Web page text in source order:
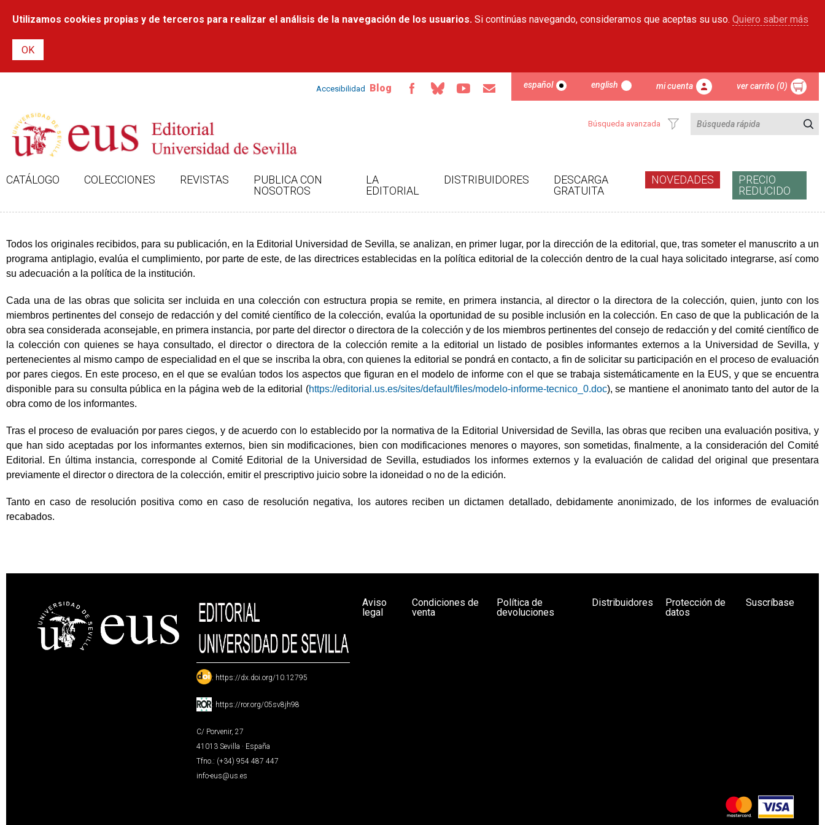
contenido
Utilizamos cookies propias y de terceros para realizar el análisis de la navegación de los usuarios. Si continúas navegando, consideramos que aceptas su uso. Quiero saber más
Accesibilidad Blog español english mi cuenta ver carrito (0)
Búsqueda avanzada
CATÁLOGO COLECCIONES REVISTAS
PUBLICA CON
NOSOTROS
LA
EDITORIAL
DISTRIBUIDORES
DESCARGA
GRATUITA
NOVEDADES
PRECIO
REDUCIDO
Todos los originales recibidos, para su publicación, en la Editorial Universidad de Sevilla, se analizan, en primer lugar, por la dirección de la editorial, que, tras someter el manuscrito a un
programa antiplagio, evalúa el cumplimiento, por parte de este, de las directrices establecidas en la política editorial de la colección dentro de la cual haya solicitado integrarse, así como
su adecuación a la política de la institución.
Cada una de las obras que solicita ser incluida en una colección con estructura propia se remite, en primera instancia, al director o la directora de la colección, quien, junto con los
miembros pertinentes del consejo de redacción y del comité científico de la colección, evalúa la oportunidad de su posible inclusión en la colección. En caso de que la publicación de la
obra sea considerada aconsejable, en primera instancia, por parte del director o directora de la colección y de los miembros pertinentes del consejo de redacción y del comité científico de
la colección con quienes se haya consultado, el director o directora de la colección remite a la editorial un listado de posibles informantes externos a la Universidad de Sevilla, y
pertenecientes al mismo campo de especialidad en el que se inscriba la obra, con quienes la editorial se pondrá en contacto, a fin de solicitar su participación en el proceso de evaluación
por pares ciegos. En este proceso, en el que se evalúan todos los aspectos que figuran en el modelo de informe con el que se trabaja sistemáticamente en la EUS, y que se encuentra
disponible para su consulta pública en la página web de la editorial (https://editorial.us.es/sites/default/files/modelo-informe-tecnico_0.doc), se mantiene el anonimato tanto del autor de la
obra como de los informantes.
Tras el proceso de evaluación por pares ciegos, y de acuerdo con lo establecido por la normativa de la Editorial Universidad de Sevilla, las obras que reciben una evaluación positiva, y
que han sido aceptadas por los informantes externos, bien sin modificaciones, bien con modificaciones menores o mayores, son sometidas, finalmente, a la consideración del Comité
Editorial. En última instancia, corresponde al Comité Editorial de la Universidad de Sevilla, estudiados los informes externos y la evaluación de calidad del original que presentara
previamente el director o directora de la colección, emitir el prescriptivo juicio sobre la idoneidad o no de la edición.
Tanto en caso de resolución positiva como en caso de resolución negativa, los autores reciben un dictamen detallado, debidamente anonimizado, de los informes de evaluación
recabados.
: https://dx.doi.org/10.12795
: https://ror.org/05sv8jh98
C/ Porvenir, 27
41013 Sevilla · España
Tfno.: (+34) 954 487 447
info-eus@us.es
Aviso
legal
Condiciones de
venta
Política de
devoluciones
Distribuidores
Protección de
datos
Suscríbase